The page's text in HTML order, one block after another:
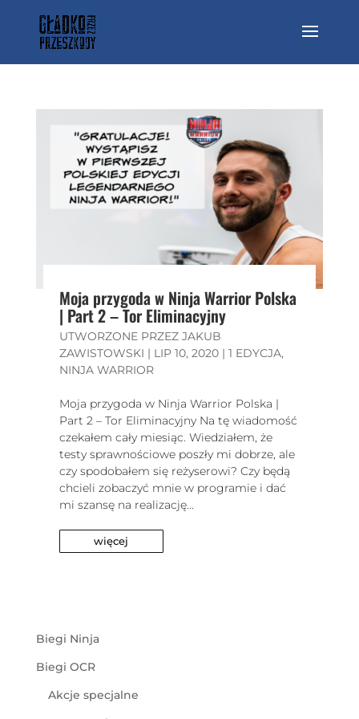
Moja przygoda w Ninja Warrior Polska
| Part 2 – Tor Eliminacyjny
UTWORZONE PRZEZ JAKUB
ZAWISTOWSKI | LIP 10, 2020| 1 EDYCJA,
NINJA WARRIOR
Moja przygoda w Ninja Warrior Polska |
Part 2 – Tor Eliminacyjny Na tę wiadomość
czekałem cały miesiąc. Wiedziałem, że
testy sprawnościowe poszły mi dobrze, ale
czy spodobałem się reżyserowi? Czy będą
chcieli zobaczyć mnie w programie i dać
mi szansę na realizację...
więcej
Biegi Ninja
Biegi OCR
Akcje specjalne